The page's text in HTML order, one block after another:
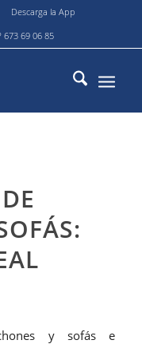
Descarga la App
673 69 06 85
y sofás e